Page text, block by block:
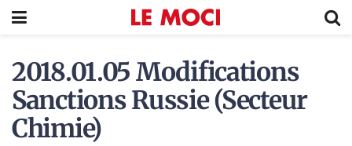
2018.01.05 Modifications
Sanctions Russie (Secteur
Chimie)